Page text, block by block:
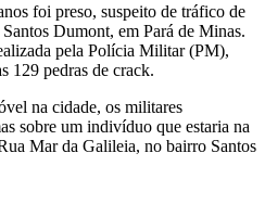
foi preso, suspeito de tráfico de
Dumont, em Pará de Minas.
pela Polícia Militar (PM),
129 pedras de crack.
na cidade, os militares
sobre um indivíduo que estaria na
Mar da Galileia, no bairro Santos